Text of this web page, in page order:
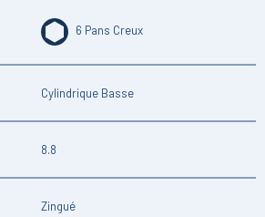
6 Pans Creux
Cylindrique Basse
8.8
Zingué